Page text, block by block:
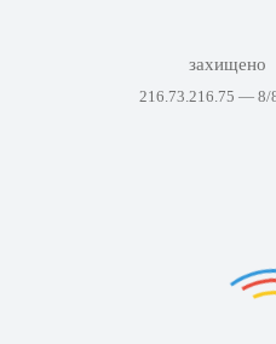
захищено
216.73.216.75 — 8/